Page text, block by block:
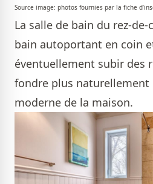
Source image: photos fournies par la fiche
La salle de bain du rez-
bain autoportant en coin
éventuellement subir des
fondre plus naturellement
moderne de la maison.